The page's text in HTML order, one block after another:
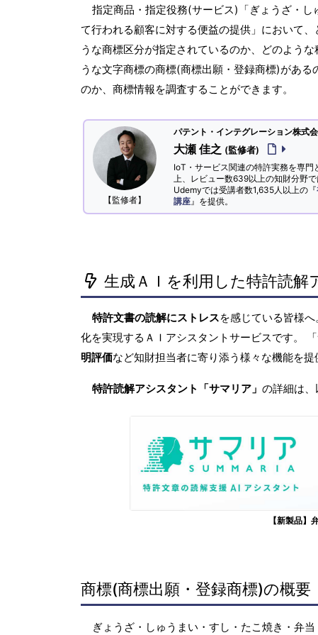
指定商品・指定役務(サービス)「ぎょうざ・
て行われる顧客に対する便益の提供」において
うな商標区分が指定されているのか、どのよう
うな文字商標の商標(商標出願・登録商標)があ
のか、商標情報を調査することができます。
【監修者】
パテント・インテグレーション株式
大瀬 佳之 (監修者)
IoT・サービス関連の特許実務を専
上、レビュー数639以上の知財分野で
Udemyでは受講者数1,635人以上の『
講座 』を提供。
生成ＡＩを利用した特許読解
特許文書の読解にストレスを感じている皆様へ
化を実現するＡＩアシスタントサービスです。
明評価など知財担当者に寄り添う様々な機能を
特許読解アシスタント「サマリア」 の詳細は、
【新製品】
商標(商標出願・登録商標)の概要
ぎょうざ・しゅうまい・すし・たこ焼き・弁